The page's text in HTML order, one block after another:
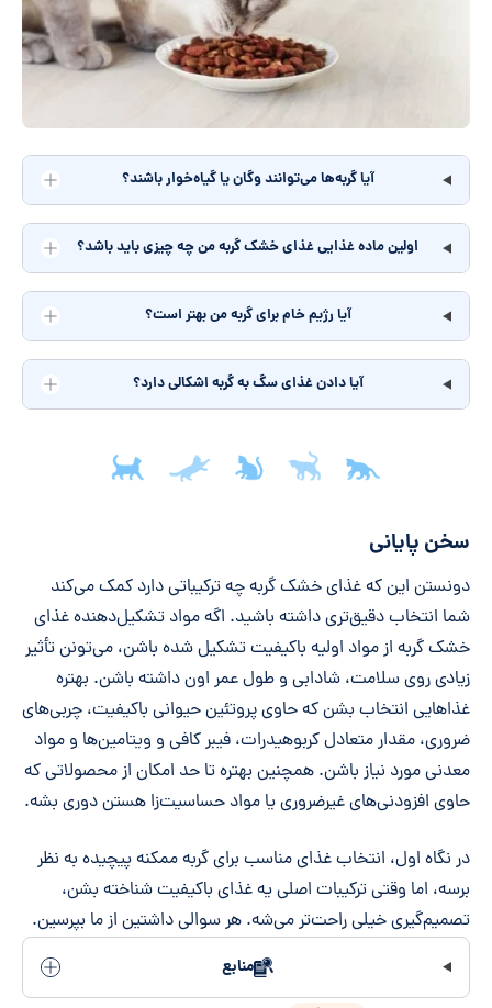
آیا گربه‌ها می‌توانند وگان یا گیاه‌خوار باشند؟
اولین ماده غذایی غذای خشک گربه من چه چیزی باید باشد؟
آیا رژیم خام برای گربه من بهتر است؟
آیا دادن غذای سگ به گربه‌ اشکالی دارد؟
جمع‌بندی مقاله
سخن پایانی
دونستن این که غذای خشک گربه چه ترکیباتی دارد کمک می‌کند
شما انتخاب دقیق‌تری داشته باشید. اگه مواد تشکیل‌دهنده غذای
خشک گربه از مواد اولیه باکیفیت تشکیل شده باشن، می‌تونن تأثیر
زیادی روی سلامت، شادابی و طول عمر اون داشته باشن. بهتره
غذاهایی انتخاب بشن که حاوی پروتئین حیوانی باکیفیت، چربی‌های
ضروری، مقدار متعادل کربوهیدرات، فیبر کافی و ویتامین‌ها و مواد
معدنی مورد نیاز باشن. همچنین بهتره تا حد امکان از محصولاتی که
حاوی افزودنی‌های غیرضروری یا مواد حساسیت‌زا هستن دوری بشه.
در نگاه اول، انتخاب غذای مناسب برای گربه ممکنه پیچیده به نظر
برسه، اما وقتی ترکیبات اصلی یه غذای باکیفیت شناخته بشن،
تصمیم‌گیری خیلی راحت‌تر می‌شه. هر سوالی داشتین از ما بپرسین.
منابع